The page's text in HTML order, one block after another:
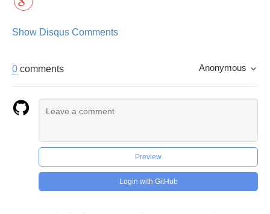
Show Disqus Comments
0 comments Anonymous
Preview
Login with GitHub